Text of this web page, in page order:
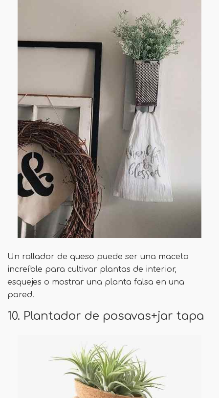
Un rallador de queso puede ser una maceta
increíble para cultivar plantas de interior,
esquejes o mostrar una planta falsa en una
pared.
10. Plantador de posavas+jar tapa